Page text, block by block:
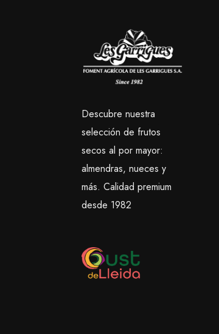
Descubre nuestra
selección de frutos
secos al por mayor:
almendras, nueces y
más. Calidad premium
desde 1982